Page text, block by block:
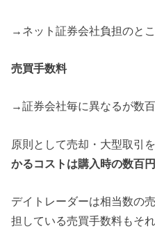
→ネット証券会社負担のと
売買手数料
→証券会社毎に異なるが数
原則として売却・大型取引
かるコストは購入時の数百
デイトレーダーは相当数の
担している売買手数料もそ